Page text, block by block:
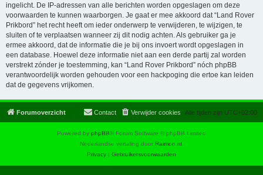
ingelicht. De IP-adressen van alle berichten worden opgeslagen om deze
voorwaarden te kunnen waarborgen. Je gaat er mee akkoord dat “Land Rover
Prikbord” het recht heeft om ieder onderwerp te verwijderen, te wijzigen, te
sluiten of te verplaatsen wanneer zij dit nodig achten. Als gebruiker ga je
ermee akkoord, dat de informatie die je bij ons invoert wordt opgeslagen in
een database. Hoewel deze informatie niet aan een derde partij zal worden
verstrekt zónder je toestemming, kan “Land Rover Prikbord” nóch phpBB
verantwoordelijk worden gehouden voor een hackpoging die ertoe kan leiden
dat de gegevens vrijkomen.
Forumoverzicht Alle tijden zijn UTC+02:00
Verwijder cookies
Contact
Powered by phpBB® Forum Software © phpBB Limited
Nederlandse vertaling door Raimon.nl.
Privacy | Gebruikersvoorwaarden